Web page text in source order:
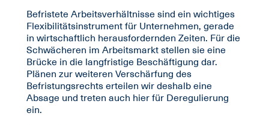
Befristete Arbeitsverhältnisse sind ein wichtiges
Flexibilitätsinstrument für Unternehmen, gerade
in wirtschaftlich herausfordernden Zeiten. Für die
Schwächeren im Arbeitsmarkt stellen sie eine
Brücke in die langfristige Beschäftigung dar.
Plänen zur weiteren Verschärfung des
Befristungsrechts erteilen wir deshalb eine
Absage und treten auch hier für Deregulierung
ein.